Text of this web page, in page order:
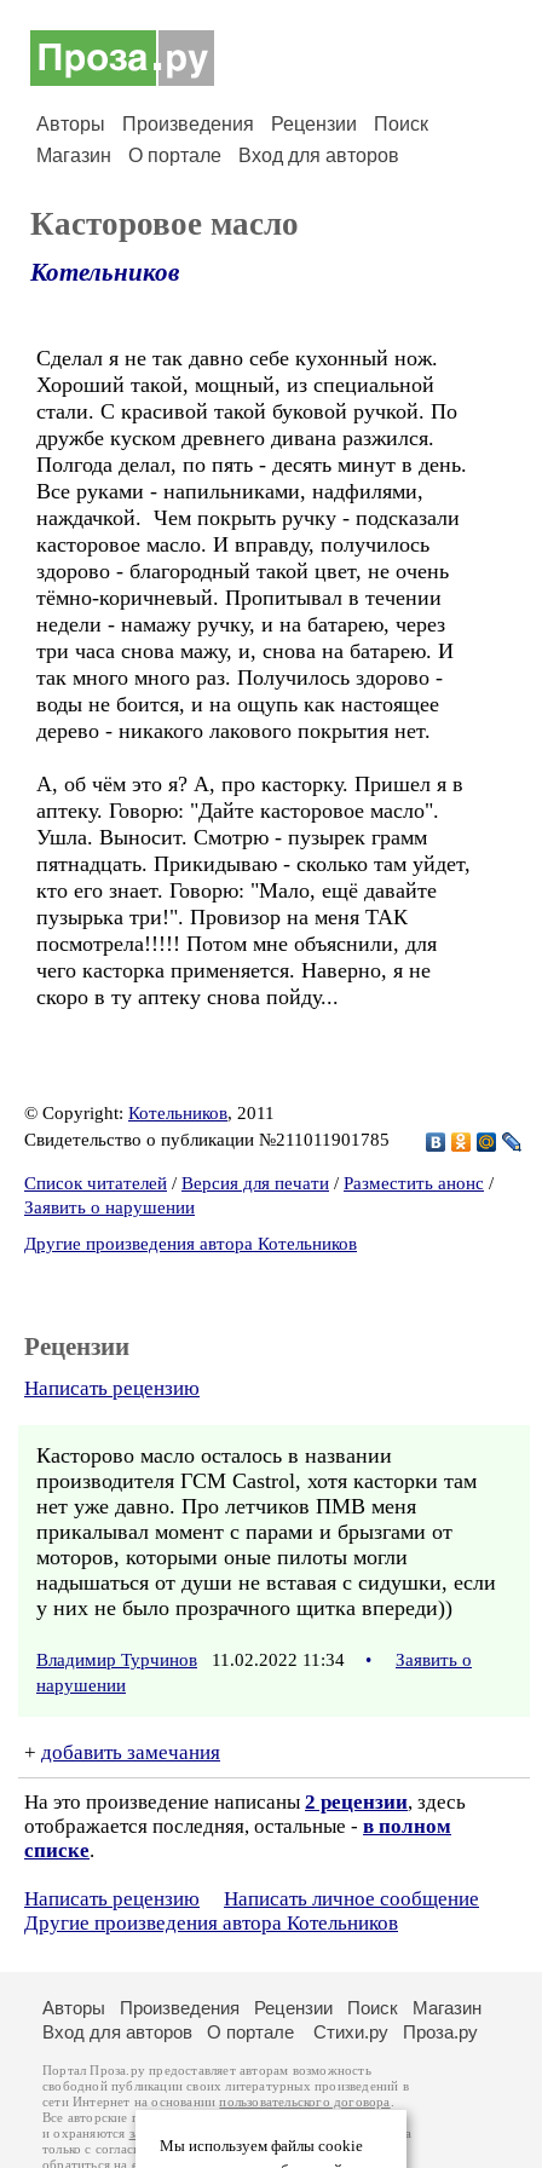
Авторы Произведения Рецензии
Поиск
Магазин
О портале Вход для авторов
Касторовое масло
Котельников
Сделал я не так давно себе кухонный нож.
Хороший такой, мощный, из специальной
стали. С красивой такой буковой ручкой. По
дружбе куском древнего дивана разжился.
Полгода делал, по пять - десять минут в день.
Все руками - напильниками, надфилями,
наждачкой. Чем покрыть ручку - подсказали
касторовое масло. И вправду, получилось
здорово - благородный такой цвет, не очень
тёмно-коричневый. Пропитывал в течении
недели - намажу ручку, и на батарею, через
три часа снова мажу, и, снова на батарею. И
так много много раз. Получилось здорово -
воды не боится, и на ощупь как настоящее
дерево - никакого лакового покрытия нет.
А, об чём это я? А, про касторку. Пришел я в
аптеку. Говорю: "Дайте касторовое масло".
Ушла. Выносит. Смотрю - пузырек грамм
пятнадцать. Прикидываю - сколько там уйдет,
кто его знает. Говорю: "Мало, ещё давайте
пузырька три!". Провизор на меня ТАК
посмотрела!!!!! Потом мне объяснили, для
чего касторка применяется. Наверно, я не
скоро в ту аптеку снова пойду...
© Copyright: Котельников, 2011
Свидетельство о публикации №211011901785
Список читателей / Версия для печати / Разместить анонс /
Заявить о нарушении
Другие произведения автора Котельников
Рецензии
Написать рецензию
Касторово масло осталось в названии
производителя ГСМ Castrol, хотя касторки там
нет уже давно. Про летчиков ПМВ меня
прикалывал момент с парами и брызгами от
моторов, которыми оные пилоты могли
надышаться от души не вставая с сидушки, если
у них не было прозрачного щитка впереди))
Владимир Турчинов 11.02.2022 11:34 •
Заявить о
нарушении
+ добавить замечания
На это произведение написаны 2 рецензии, здесь
отображается последняя, остальные - в полном
списке.
Написать рецензию
Написать личное сообщение
Другие произведения автора Котельников
Мы используем файлы cookie
Авторы Произведения Рецензии Поиск
Магазин
Вход для авторов
О портале Стихи.ру Проза.ру
Портал Проза.ру предоставляет авторам возможность
свободной публикации своих литературных произведений в
сети Интернет на основаниипользовательского договора
Все авторские права на произведения принадлежат авторам
и охраняются законом
. Перепечатка произведений возможна
только с согласия его автора, к которому вы можете
обратиться на его авторской странице. Ответственность за